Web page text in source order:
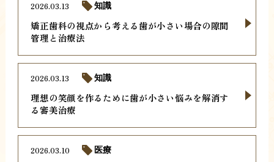
矯正歯科の視点から考える歯が小さい場合の隙間
管理と治療法
2026.03.13 知識
理想の笑顔を作るために歯が小さい悩みを解消す
る審美治療
2026.03.13 知識
2026.03.10 医療